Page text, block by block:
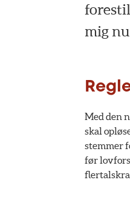
mig
Med den
skal
stemmer
før